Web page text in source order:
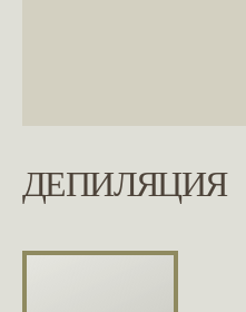
ДЕПИЛЯЦИЯ